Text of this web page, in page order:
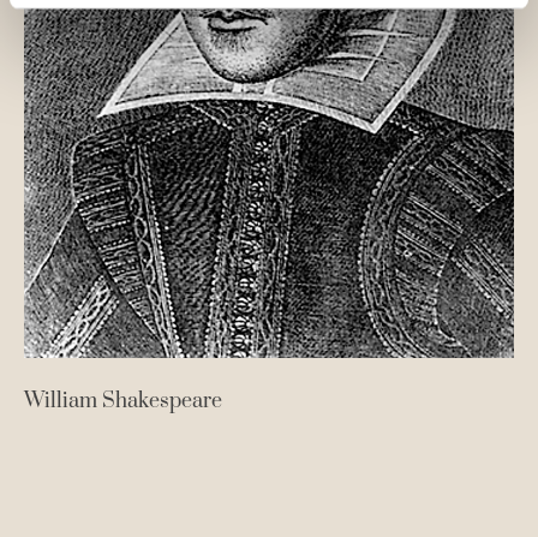
William Shakespeare